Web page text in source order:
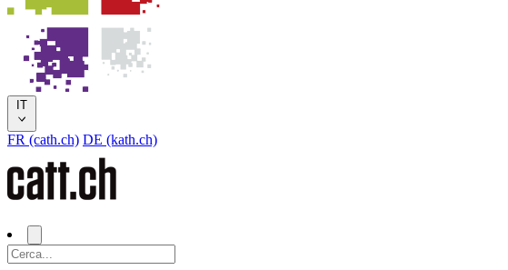
IT
FR (cath.ch) DE (kath.ch)